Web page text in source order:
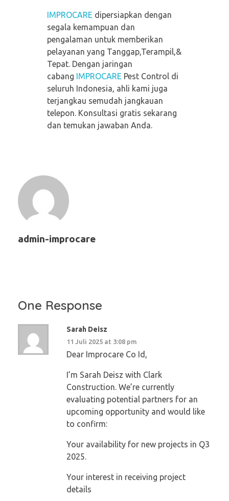
IMPROCARE dipersiapkan dengan
segala kemampuan dan
pengalaman untuk memberikan
pelayanan yang Tanggap,Terampil,&
Tepat. Dengan jaringan
cabang IMPROCARE Pest Control di
seluruh Indonesia, ahli kami juga
terjangkau semudah jangkauan
telepon. Konsultasi gratis sekarang
dan temukan jawaban Anda.
admin-improcare
One Response
Sarah Deisz
11 Juli 2025 at 3:08 pm
Dear Improcare Co Id,
I’m Sarah Deisz with Clark
Construction. We’re currently
evaluating potential partners for an
upcoming opportunity and would like
to confirm:
Your availability for new projects in Q3
2025.
Your interest in receiving project
details